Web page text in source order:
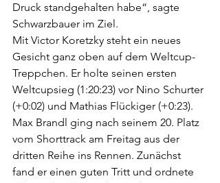
Druck standgehalten habe“, sagte
Schwarzbauer im Ziel.
Mit Victor Koretzky steht ein neues
Gesicht ganz oben auf dem Weltcup-
Treppchen. Er holte seinen ersten
Weltcupsieg (1:20:23) vor Nino Schurter
(+0:02) und Mathias Flückiger (+0:23).
Max Brandl ging nach seinem 20. Platz
vom Shorttrack am Freitag aus der
dritten Reihe ins Rennen. Zunächst
fand er einen guten Tritt und ordnete